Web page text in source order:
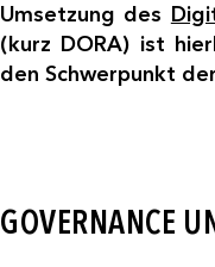
Umsetzung des
(kurz DORA) ist
den Schwerpunkt
GOVERNANCE